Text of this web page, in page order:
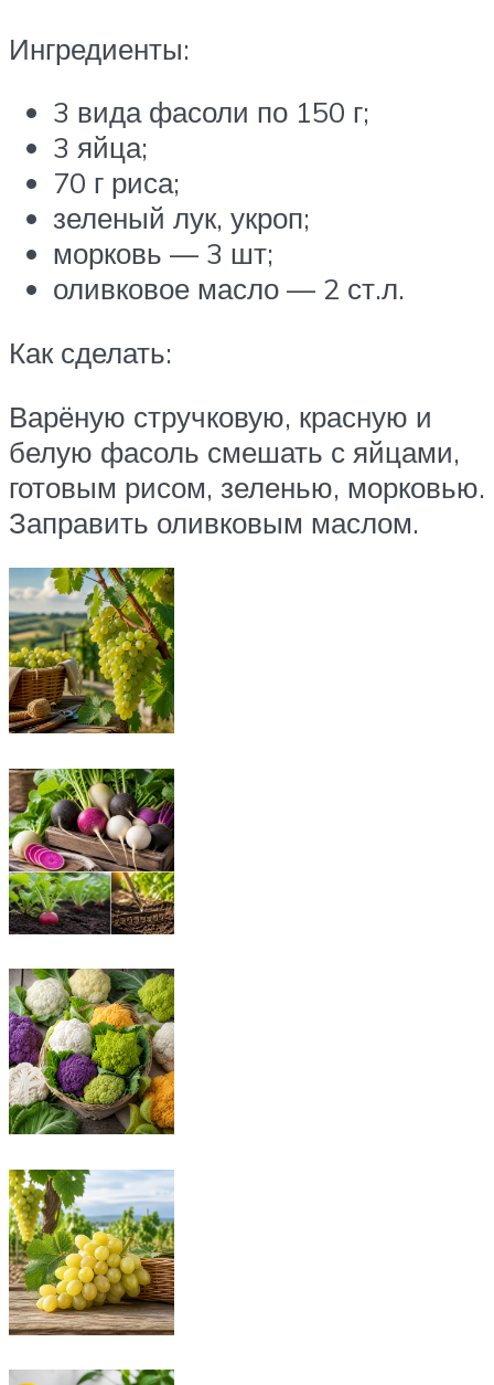
Ингредиенты:
3 вида фасоли по 150 г;
3 яйца;
70 г риса;
зеленый лук, укроп;
морковь — 3 шт;
оливковое масло — 2 ст.л.
Как сделать:
Варёную стручковую, красную и
белую фасоль смешать с яйцами,
готовым рисом, зеленью, морковью.
Заправить оливковым маслом.